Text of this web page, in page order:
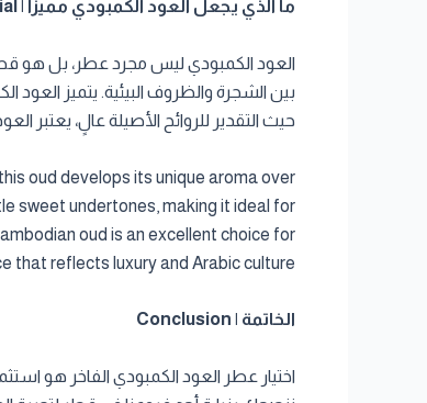
ما الذي يجعل العود الكمبودي مميزاً | What Makes Cambodian Oud Special
العود الكمبودي ليس مجرد عطر، بل هو
بين الشجرة والظروف البيئية. يتميز
حيث التقدير للروائح الأصيلة عالٍ، يعتبر
oud develops its unique aroma over
sweet undertones, making it ideal for
oud is an excellent choice for
that reflects luxury and Arabic culture.
الخاتمة | Conclusion
اختيار عطر العود الكمبودي الفاخر هو